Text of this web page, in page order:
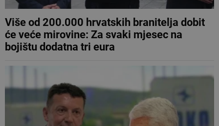
Više od 200.000 hrvatskih branitelja dobit
će veće mirovine: Za svaki mjesec na
bojištu dodatna tri eura